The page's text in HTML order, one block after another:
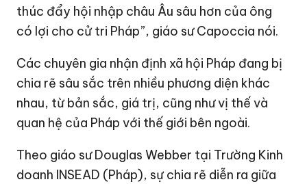
thúc đẩy hội nhập châu Âu sâu hơn của ông
có lợi cho cử tri Pháp”, giáo sư Capoccia nói.
Các chuyên gia nhận định xã hội Pháp đang bị
chia rẽ sâu sắc trên nhiều phương diện khác
nhau, từ bản sắc, giá trị, cũng như vị thế và
quan hệ của Pháp với thế giới bên ngoài.
Theo giáo sư Douglas Webber tại Trường Kinh
doanh INSEAD (Pháp), sự chia rẽ diễn ra giữa